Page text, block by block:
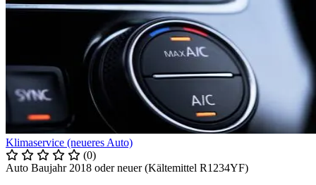
Klimaservice (neueres Auto)
(0)
Auto Baujahr 2018 oder neuer (Kältemittel R1234YF)